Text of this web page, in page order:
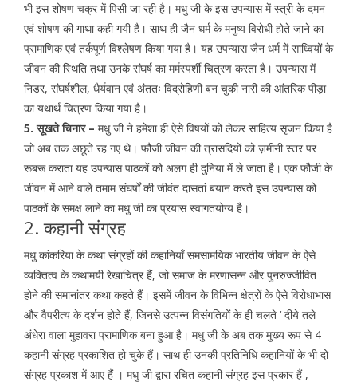
भी इस शोषण चक्र में पिसी जा रही है। मधु जी के इस उपन्यास में स्त्री के दमन
एवं शोषण की गाथा कही गयी है। साथ ही जैन धर्म के मनुष्य विरोधी होते जाने का
प्रामाणिक एवं तर्कपूर्ण विश्लेषण किया गया है। यह उपन्यास जैन धर्म में साध्वियों के
जीवन की स्थिति तथा उनके संघर्ष का मर्मस्पर्शी चित्रण करता है। उपन्यास में
निडर, संघर्षशील, धैर्यवान एवं अंततः विद्रोहिणी बन चुकी नारी की आंतरिक पीड़ा
का यथार्थ चित्रण किया गया है।
5. सूखते चिनार – मधु जी ने हमेशा ही ऐसे विषयों को लेकर साहित्य सृजन किया है
जो अब तक अछूते रह गए थे। फौजी जीवन की त्रासदियों को ज़मीनी स्तर पर
रूबरू कराता यह उपन्यास पाठकों को अलग ही दुनिया में ले जाता है। एक फौजी के
जीवन में आने वाले तमाम संघर्षों की जीवंत दासतां बयान करते इस उपन्यास को
पाठकों के समक्ष लाने का मधु जी का प्रयास स्वागतयोग्य है।
2. कहानी संग्रह
मधु कांकरिया के कथा संग्रहों की कहानियाँ समसामयिक भारतीय जीवन के ऐसे
व्यक्तित्व के कथामयी रेखाचित्र हैं, जो समाज के मरणासन्न और पुनरुज्जीवित
होने की समानांतर कथा कहते हैं। इसमें जीवन के विभिन्न क्षेत्रों के ऐसे विरोधाभास
और वैपरीत्य के दर्शन होते हैं, जिनसे उत्पन्न विसंगतियों के ही चलते ‘ दीये तले
अंधेरा वाला मुहावरा प्रामाणिक बना हुआ है। मधु जी के अब तक मुख्य रूप से 4
कहानी संग्रह प्रकाशित हो चुके हैं। साथ ही उनकी प्रतिनिधि कहानियों के भी दो
संग्रह प्रकाश में आए हैं । मधु जी द्वारा रचित कहानी संग्रह इस प्रकार हैं ,